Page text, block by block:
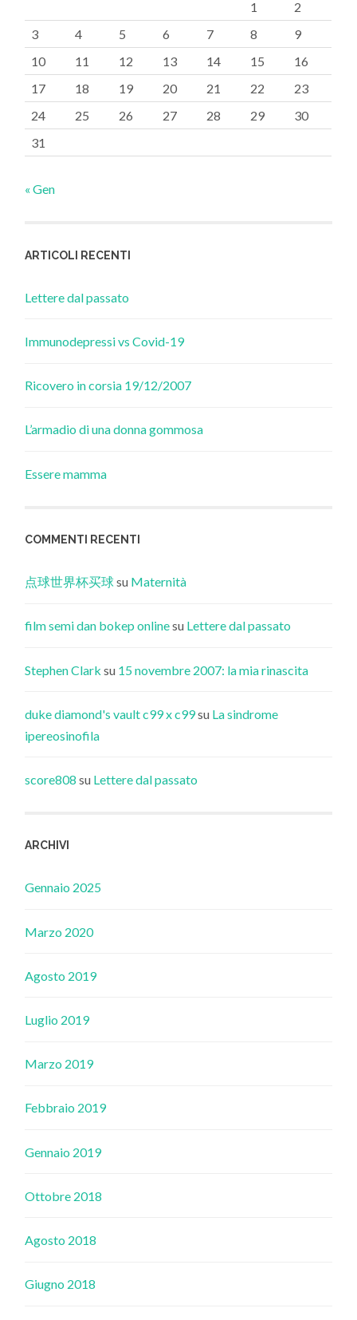
1
2
3
4 5 6 7 8
9
10
11 12 13 14 15
16
17
18 19 20 21 22
23
24
25 26 27 28 29
30
31
« Gen
ARTICOLI RECENTI
Lettere dal passato
Immunodepressi vs Covid-19
Ricovero in corsia 19/12/2007
L’armadio di una donna gommosa
Essere mamma
COMMENTI RECENTI
点球世界杯买球su Maternità
film semi dan bokep onlinesu Lettere dal passato
Stephen Clark su 15 novembre 2007: la mia rinascita
duke diamond's vault c99 x c99su La sindrome
ipereosinofila
score808 su Lettere dal passato
ARCHIVI
Gennaio 2025
Marzo 2020
Agosto 2019
Luglio 2019
Marzo 2019
Febbraio 2019
Gennaio 2019
Ottobre 2018
Agosto 2018
Giugno 2018